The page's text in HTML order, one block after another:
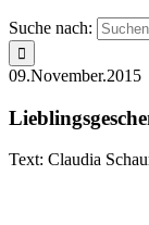
Suche nach:
09.November.2015
Text: Claudia